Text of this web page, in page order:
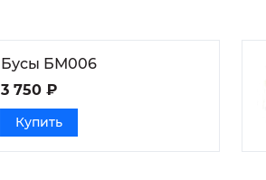
Бусы БМ006
3 750 ₽
Купить